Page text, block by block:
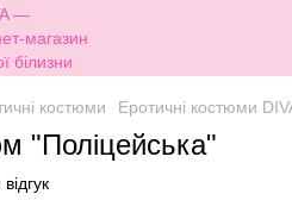
костюми Еротичні костюми
"Поліцейська"